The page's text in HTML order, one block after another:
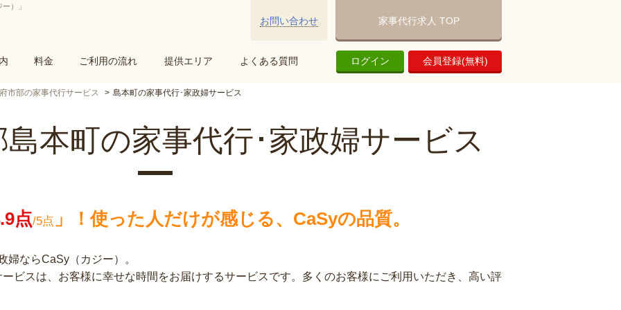
）」
料金 ご利用の流れ 提供エリア よくある質問 ログイン 会員登録(無料)
お問い合わせ 家事代行求人 TOP
市部の家事代行サービス 島本町の家事代行･家政婦サービス
本町の家事代行･家政婦サービス
点/5点 」！使った人だけが感じる、CaSyの品質。
婦ならCaSy（カジー）。
ビスは、お客様に幸せな時間をお届けするサービスです。多くのお客様にご利用いただき、高い評